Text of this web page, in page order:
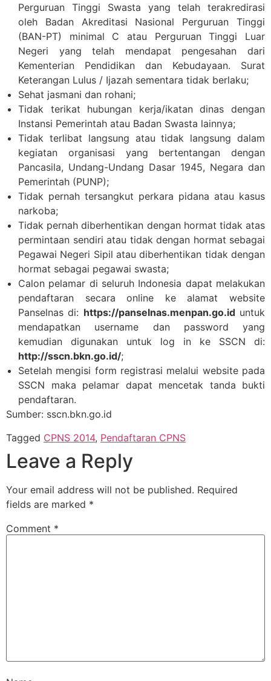
Perguruan Tinggi Swasta yang telah terakredirasi
oleh Badan Akreditasi Nasional Perguruan Tinggi
(BAN-PT) minimal C atau Perguruan Tinggi Luar
Negeri yang telah mendapat pengesahan dari
Kementerian Pendidikan dan Kebudayaan. Surat
Keterangan Lulus / Ijazah sementara tidak berlaku;
Sehat jasmani dan rohani;
Tidak terikat hubungan kerja/ikatan dinas dengan
Instansi Pemerintah atau Badan Swasta lainnya;
Tidak terlibat langsung atau tidak langsung dalam
kegiatan organisasi yang bertentangan dengan
Pancasila, Undang-Undang Dasar 1945, Negara dan
Pemerintah (PUNP);
Tidak pernah tersangkut perkara pidana atau kasus
narkoba;
Tidak pernah diberhentikan dengan hormat tidak atas
permintaan sendiri atau tidak dengan hormat sebagai
Pegawai Negeri Sipil atau diberhentikan tidak dengan
hormat sebagai pegawai swasta;
Calon pelamar di seluruh Indonesia dapat melakukan
pendaftaran secara online ke alamat website
Panselnas di: https://panselnas.menpan.go.iduntuk
mendapatkan username dan password yang
kemudian digunakan untuk log in ke SSCN di:
http://sscn.bkn.go.id/;
Setelah mengisi form registrasi melalui website pada
SSCN maka pelamar dapat mencetak tanda bukti
pendaftaran.
Sumber: sscn.bkn.go.id
Tagged CPNS 2014, Pendaftaran CPNS
Leave a Reply
Your email address will not be published. Required
fields are marked *
Comment *